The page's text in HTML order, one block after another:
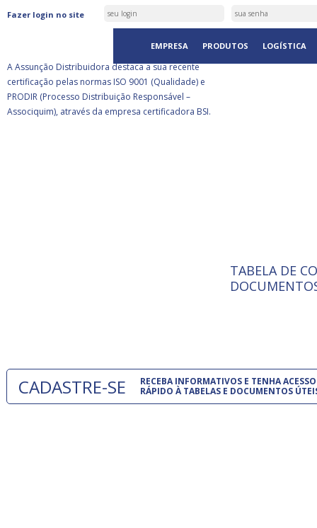
Fazer login no site
EMPRESA PRODUTOS LOGÍSTICA
ASSUNÇÃO DISTRIBUIDORA É
CERTIFICADA PELA BSI
A Assunção Distribuidora destaca a sua recente
certificação pelas normas ISO 9001 (Qualidade) e
PRODIR (Processo Distribuição Responsável –
Associquim), através da empresa certificadora BSI.
ISO 9001:
A
TABELA DE
CADASTRE-SE
RECEBA INFORMATIVOS E TENHA ACESSO
RÁPIDO À TABELAS E DOCUMENTOS